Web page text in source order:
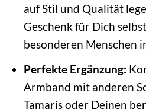
auf Stil und Qualität
Geschenk für Dich
besonderen Menschen
Perfekte Ergänzung:
Armband mit anderen
Tamaris oder Deinen